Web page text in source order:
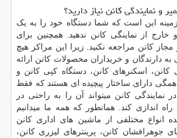
و نمایندگی کانن نیاز دارید؟
این است که شما دستگاه خود را به یک
از نماینگی کانن ندهید. همچنین برای
کانن مراجعه نکنید. زیرا این مراکز هیچ
دارندگان و خریداران محصولات کانن ارائه
کانن، اسکنرهای کانن، دستگاه کپی کانن و
دارای ساختار پیچیده ای هستند که فقط
نمایندگی کانن میتواند آن را به راحتی در
اندازی کند. همانطور که همه ما میدانیم
انواع مختلفی از ماشین های اداری کانن
جوهرافشان کانن، پرینترهای لیزری کانن،